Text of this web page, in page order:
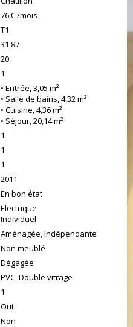
76 € /mois
T1
31.87
20
1
• Entrée, 3,05 m²
• Salle de bains, 4,32 m²
• Cuisine, 4,36 m²
• Séjour, 20,14 m²
1
1
1
2011
En bon état
Electrique
Individuel
Aménagée, Indépendante
Non meublé
Dégagée
PVC, Double vitrage
1
Oui
Non